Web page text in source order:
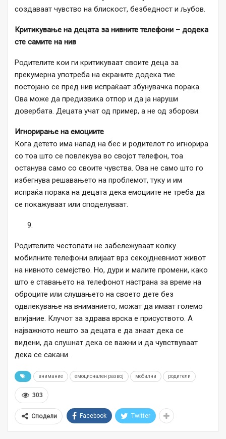
создаваат чувство на блискост, безбедност и љубов.
Критикување на децата за нивните телефони – додека
сте самите на нив
Родителите кои ги критикуваат своите деца за
прекумерна употреба на екраните додека тие
постојано се пред нив испраќаат збунувачка порака.
Ова може да предизвика отпор и да ја наруши
довербата. Децата учат од пример, а не од зборови.
Игнорирање на емоциите
Кога детето има напад на бес и родителот го игнорира
со тоа што се повлекува во својот телефон, тоа
останува само со своите чувства. Ова не само што го
избегнува решавањето на проблемот, туку и им
испраќа порака на децата дека емоциите не треба да
се покажуваат или споделуваат.
Родителите честопати не забележуваат колку
мобилните телефони влијаат врз секојдневниот живот
на нивното семејство. Но, дури и малите промени, како
што е ставањето на телефонот настрана за време на
оброците или слушањето на своето дете без
одвлекување на вниманието, можат да имаат големо
влијание. Клучот за здрава врска е присуството. А
најважното нешто за децата е да знаат дека се
видени, да слушнат дека се важни и да чувствуваат
дека се сакани.
внимание емоционален развој мобилни родители
303
Сподели Facebook Twitter